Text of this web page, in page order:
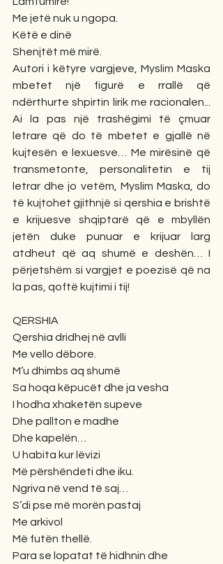
Me jetë nuk u ngopa.
Këtë e dinë
Shenjtët më mirë.
Autori i këtyre vargjeve, Myslim Maska
mbetet një figurë e rrallë që
ndërthurte shpirtin lirik me racionalen...
Ai la pas një trashëgimi të çmuar
letrare që do të mbetet e gjallë në
kujtesën e lexuesve… Me mirësinë që
transmetonte, personalitetin e tij
letrar dhe jo vetëm, Myslim Maska, do
të kujtohet gjithnjë si qershia e brishtë
e krijuesve shqiptarë që e mbyllën
jetën duke punuar e krijuar larg
atdheut që aq shumë e deshën… I
përjetshëm si vargjet e poezisë që na
la pas, qoftë kujtimi i tij!
QERSHIA
Qershia dridhej në avlli
Me vello dëbore.
M’u dhimbs aq shumë
Sa hoqa këpucët dhe ja vesha
I hodha xhaketën supeve
Dhe pallton e madhe
Dhe kapelën…
U habita kur lëvizi
Më përshëndeti dhe iku.
Ngriva në vend të saj…
S’di pse më morën pastaj
Me arkivol
Më futën thellë.
Para se lopatat të hidhnin dhe